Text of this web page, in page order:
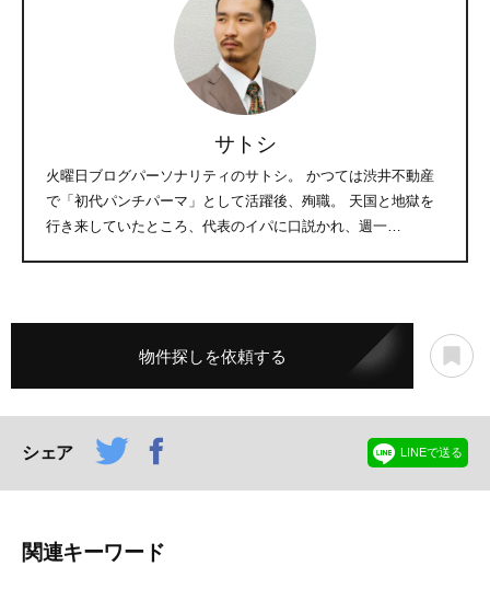
サトシ
火曜日ブログパーソナリティのサトシ。 かつては渋井不動産
で「初代パンチパーマ」として活躍後、殉職。 天国と地獄を
行き来していたところ、代表のイパに口説かれ、週一…
物件探しを依頼する
シェア LINEで送る
関連キーワード